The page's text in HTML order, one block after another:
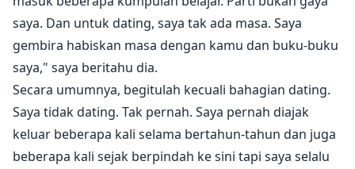
saya. Dan untuk dating, saya tak ada masa. Saya
gembira habiskan masa dengan kamu dan buku-buku
saya," saya beritahu dia.
Secara umumnya, begitulah kecuali bahagian dating.
Saya tidak dating. Tak pernah. Saya pernah diajak
keluar beberapa kali selama bertahun-tahun dan juga
beberapa kali sejak berpindah ke sini tapi saya selalu